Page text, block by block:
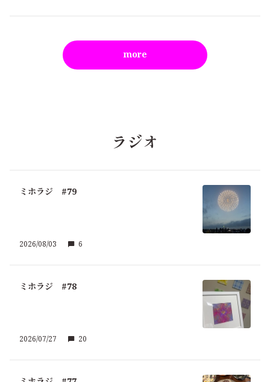
more
ラジオ
ミホラジ #79
2026/08/03 6
ミホラジ #78
2026/07/27 20